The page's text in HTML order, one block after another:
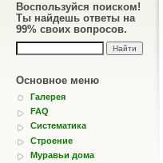
Воспользуйся поиском!
Ты найдешь ответы на
99% своих вопросов.
Основное меню
Галерея
FAQ
Систематика
Строение
Муравьи дома